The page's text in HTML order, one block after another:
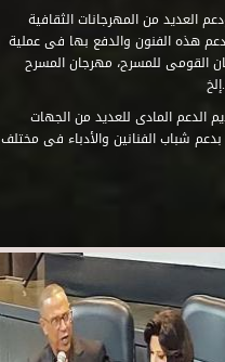
العديد من المهرجانات الثقافية
هذه الفنون والدفع بها فى عملية
القومى للمسرح، مهرجان المسرح
الدعم المادى للعديد من الجهات
بدعم شباب الفنانين والأدباء فى مختلف